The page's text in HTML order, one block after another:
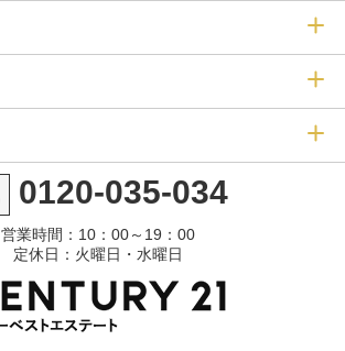
0120-035-034
営業時間：10：00～19：00
定休日：火曜日・水曜日